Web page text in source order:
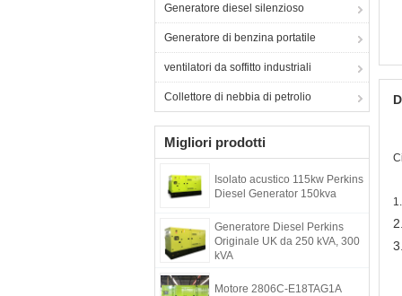
Generatore diesel silenzioso
Generatore di benzina portatile
ventilatori da soffitto industriali
Collettore di nebbia di petrolio
Migliori prodotti
Isolato acustico 115kw Perkins
Diesel Generator 150kva
Generatore Diesel Perkins
Originale UK da 250 kVA, 300
kVA
Motore 2806C-E18TAG1A
1.